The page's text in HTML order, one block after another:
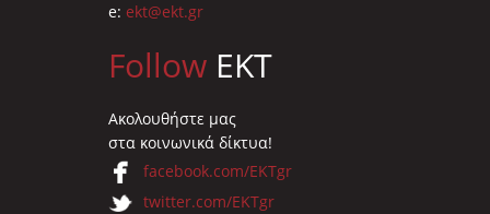
e: ekt@ekt.gr
Follow EKT
Ακολουθήστε μας
στα κοινωνικά δίκτυα!
facebook.com/EKTgr
twitter.com/EKTgr